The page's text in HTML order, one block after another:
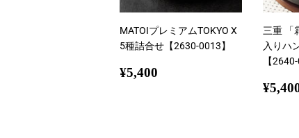
MATOIプレミアムTOKYO X
5種詰合せ【2630-0013】
通
¥5,400
三重 「
入りハ
【
通